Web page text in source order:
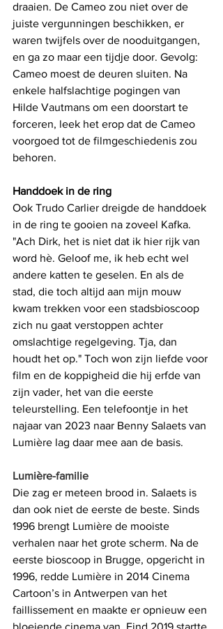
draaien. De Cameo zou niet over de
juiste vergunningen beschikken, er
waren twijfels over de nooduitgangen,
en ga zo maar een tijdje door. Gevolg:
Cameo moest de deuren sluiten. Na
enkele halfslachtige pogingen van
Hilde Vautmans om een doorstart te
forceren, leek het erop dat de Cameo
voorgoed tot de filmgeschiedenis zou
behoren.
Handdoek in de ring
Ook Trudo Carlier dreigde de handdoek
in de ring te gooien na zoveel Kafka.
"Ach Dirk, het is niet dat ik hier rijk van
word hè. Geloof me, ik heb echt wel
andere katten te geselen. En als de
stad, die toch altijd aan mijn mouw
kwam trekken voor een stadsbioscoop
zich nu gaat verstoppen achter
omslachtige regelgeving. Tja, dan
houdt het op." Toch won zijn liefde voor
film en de koppigheid die hij erfde van
zijn vader, het van die eerste
teleurstelling. Een telefoontje in het
najaar van 2023 naar Benny Salaets van
Lumière lag daar mee aan de basis.
Lumière-familie
Die zag er meteen brood in. Salaets is
dan ook niet de eerste de beste. Sinds
1996 brengt Lumière de mooiste
verhalen naar het grote scherm. Na de
eerste bioscoop in Brugge, opgericht in
1996, redde Lumière in 2014 Cinema
Cartoon’s in Antwerpen van het
faillissement en maakte er opnieuw een
bloeiende cinema van. Eind 2019 startte